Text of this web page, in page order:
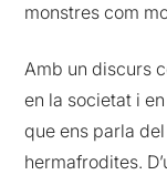
monstres com
Amb un discurs
en la societat i
que ens parla
hermafrodites.